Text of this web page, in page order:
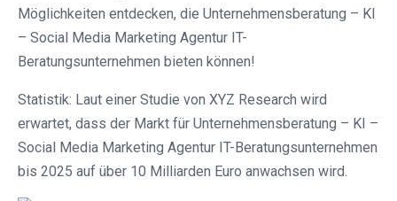
Möglichkeiten entdecken, die Unternehmensberatung – KI
– Social Media Marketing Agentur IT-
Beratungsunternehmen bieten können!
Statistik: Laut einer Studie von XYZ Research wird
erwartet, dass der Markt für Unternehmensberatung – KI –
Social Media Marketing Agentur IT-Beratungsunternehmen
bis 2025 auf über 10 Milliarden Euro anwachsen wird.